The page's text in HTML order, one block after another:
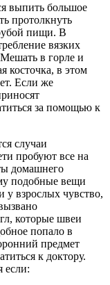
выпить большое
протолкнуть
пищи. В
вязких
в горле и
косточка, в этом
Если же
за помощью к
случаи
пробуют все на
домашнего
подобные вещи
у взрослых чувство,
которые швеи
попало в
предмет
к доктору.
если: